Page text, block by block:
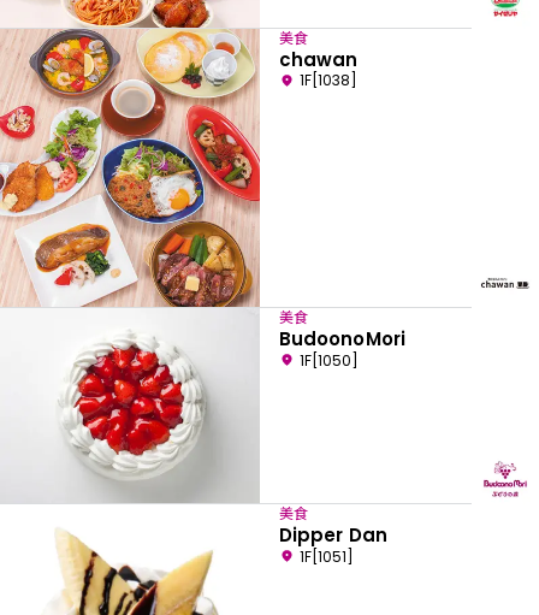
美食
chawan
1F[1038]
美食
BudoonoMori
1F[1050]
美食
Dipper Dan
1F[1051]